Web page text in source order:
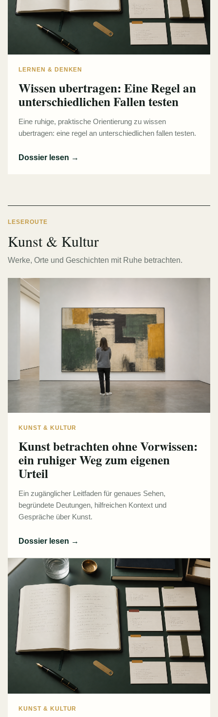
LERNEN & DENKEN
Wissen ubertragen: Eine Regel an
unterschiedlichen Fallen testen
Eine ruhige, praktische Orientierung zu wissen
ubertragen: eine regel an unterschiedlichen fallen testen.
Dossier lesen →
LESEROUTE
Kunst & Kultur
Werke, Orte und Geschichten mit Ruhe betrachten.
KUNST & KULTUR
Kunst betrachten ohne Vorwissen:
ein ruhiger Weg zum eigenen
Urteil
Ein zugänglicher Leitfaden für genaues Sehen,
begründete Deutungen, hilfreichen Kontext und
Gespräche über Kunst.
Dossier lesen →
KUNST & KULTUR